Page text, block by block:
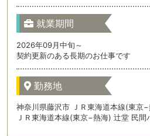
就業期間
2026年09月中旬～
契約更新のある長期のお仕事です
勤務地
神奈川県藤沢市 ＪＲ東海道本線(東京
ＪＲ東海道本線(東京−熱海) 辻堂 民間